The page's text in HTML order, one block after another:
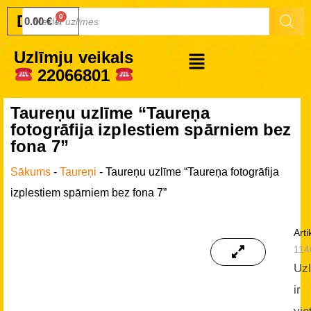
Druku.lv
0.00€
Uzlīmju veikals
22066801
Taureņu uzlīme “Taureņa
fotogrāfija izplestiem spārniem bez
fona 7”
Sākums - Taureņi - Taureņu uzlīme “Taureņa fotogrāfija
izplestiem spārniem bez fona 7”
ir